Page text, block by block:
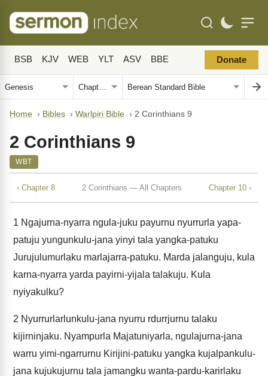
BSB KJV WEB YLT ASV BBE Donate
Home › Bibles › Warlpiri Bible › 2 Corinthians 9
2 Corinthians 9
WBT
‹ Chapter 8 2 Corinthians — All Chapters Chapter 10 ›
1 Ngajurna-nyarra ngula-juku payurnu nyurrurla yapa-
patuju yungunkulu-jana yinyi tala yangka-patuku
Jurujulumurlaku marlajarra-patuku. Marda jalanguju, kula
karna-nyarra yarda payirni-yijala talakuju. Kula
nyiyakulku?
2 Nyurrurlarlunkulu-jana nyurru rdurrjurnu talaku
kijirninjaku. Nyampurla Majatuniyarla, ngulajurna-jana
warru yimi-ngarrurnu Kirijini-patuku yangka kujalpankulu-
jana kujukujurnu tala jamangku wanta-pardu-karirlaku